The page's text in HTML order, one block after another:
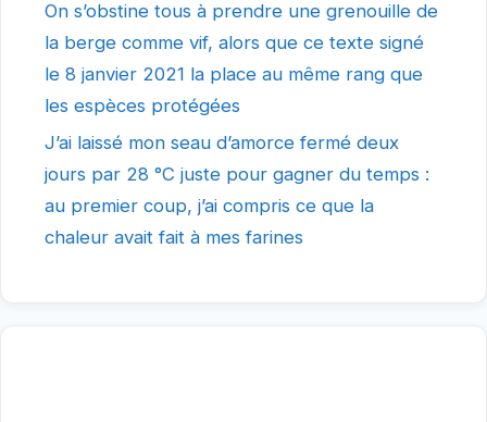
On s’obstine tous à prendre une grenouille de
la berge comme vif, alors que ce texte signé
le 8 janvier 2021 la place au même rang que
les espèces protégées
J’ai laissé mon seau d’amorce fermé deux
jours par 28 °C juste pour gagner du temps :
au premier coup, j’ai compris ce que la
chaleur avait fait à mes farines